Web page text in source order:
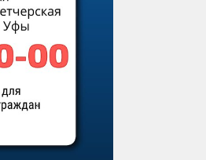
производственных объектов